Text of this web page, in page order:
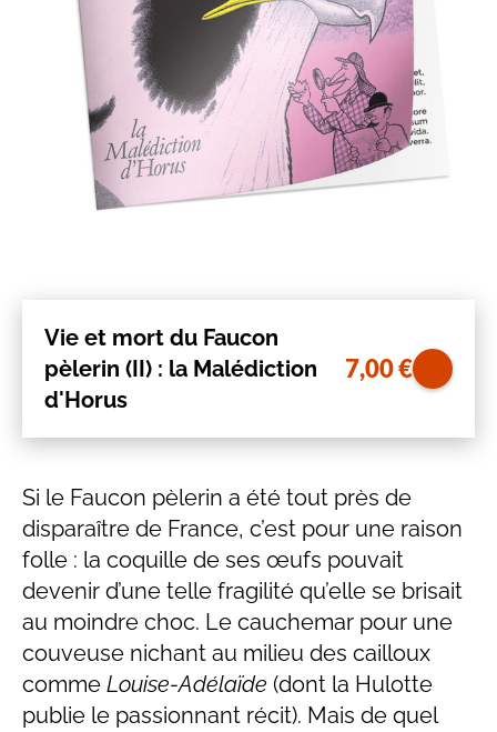
Vie et mort du Faucon
pèlerin (II) : la Malédiction
d'Horus
7,00€
Si le Faucon pèlerin a été tout près de
disparaître de France, c’est pour une raison
folle : la coquille de ses œufs pouvait
devenir d’une telle fragilité qu’elle se brisait
au moindre choc. Le cauchemar pour une
couveuse nichant au milieu des cailloux
comme Louise-Adélaïde (dont la Hulotte
publie le passionnant récit). Mais de quel